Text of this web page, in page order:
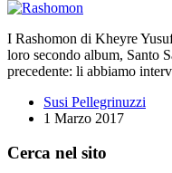
I Rashomon di Kheyre
loro secondo album, Santo
precedente: li abbiamo
Susi Pellegrinuzzi
1 Marzo 2017
Cerca nel sito